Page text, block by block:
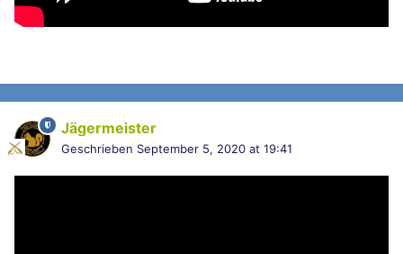
Jägermeister
Geschrieben September 5, 2020 at 19:41